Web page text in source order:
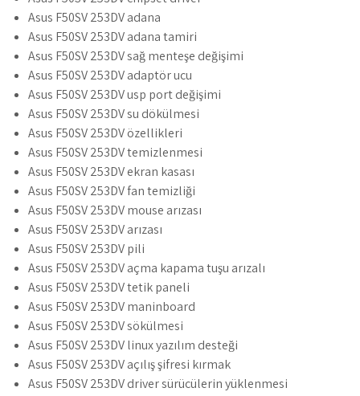
Asus F50SV 253DV adana
Asus F50SV 253DV adana tamiri
Asus F50SV 253DV sağ menteşe değişimi
Asus F50SV 253DV adaptör ucu
Asus F50SV 253DV usp port değişimi
Asus F50SV 253DV su dökülmesi
Asus F50SV 253DV özellikleri
Asus F50SV 253DV temizlenmesi
Asus F50SV 253DV ekran kasası
Asus F50SV 253DV fan temizliği
Asus F50SV 253DV mouse arızası
Asus F50SV 253DV arızası
Asus F50SV 253DV pili
Asus F50SV 253DV açma kapama tuşu arızalı
Asus F50SV 253DV tetik paneli
Asus F50SV 253DV maninboard
Asus F50SV 253DV sökülmesi
Asus F50SV 253DV linux yazılım desteği
Asus F50SV 253DV açılış şifresi kırmak
Asus F50SV 253DV driver sürücülerin yüklenmesi